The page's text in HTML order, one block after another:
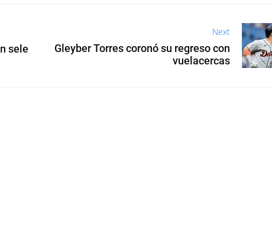
sele
Next
Gleyber Torres coronó su regreso con
vuelacercas